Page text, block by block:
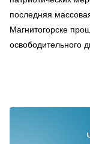
последняя
Магнитогорске
освободительного